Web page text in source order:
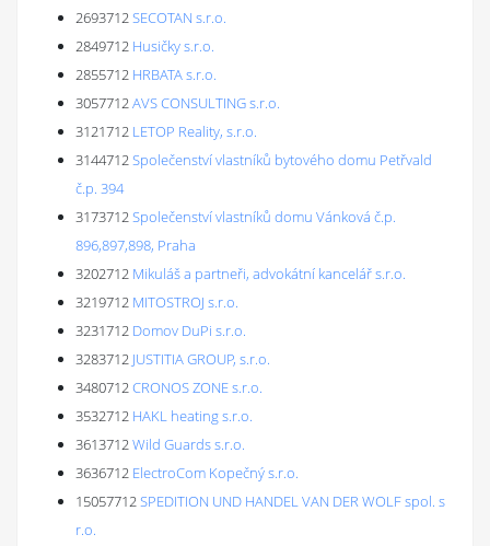
2693712SECOTAN s.r.o.
2849712 Husičky s.r.o.
2855712 HRBATA s.r.o.
3057712AVS CONSULTING s.r.o.
3121712 LETOP Reality, s.r.o.
3144712Společenství vlastníků bytového domu Petřvald
č.p. 394
3173712Společenství vlastníků domu Vánková č.p.
896,897,898, Praha
3202712 Mikuláš a partneři, advokátní kancelář s.r.o.
3219712 MITOSTROJ s.r.o.
3231712 Domov DuPi s.r.o.
3283712 JUSTITIA GROUP, s.r.o.
3480712CRONOS ZONE s.r.o.
3532712 HAKL heating s.r.o.
3613712Wild Guards s.r.o.
3636712 ElectroCom Kopečný s.r.o.
15057712SPEDITION UND HANDEL VAN DER WOLF spol. s
r.o.